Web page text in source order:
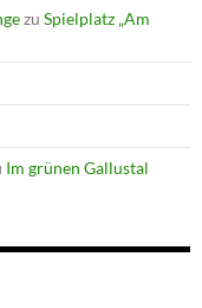
zu Spielplatz „Am
Im grünen Gallustal